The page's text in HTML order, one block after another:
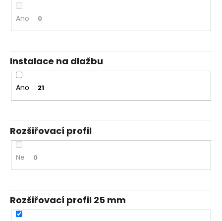
Ano 0
Instalace na dlažbu
Ano 21
Rozšiřovací profil
Ne 0
Rozšiřovací profil 25 mm